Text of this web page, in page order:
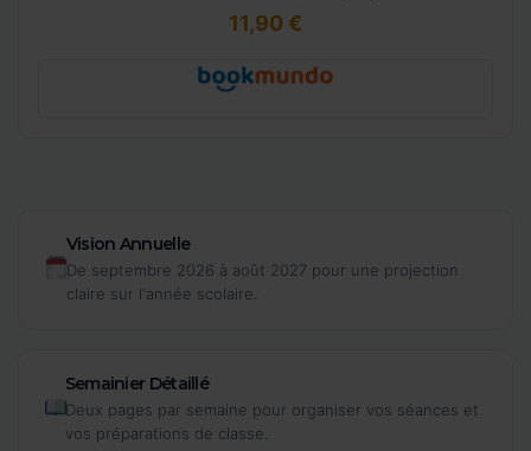
11,90 €
Vision Annuelle
De septembre 2026 à août 2027 pour une projection
claire sur l'année scolaire.
Semainier Détaillé
Deux pages par semaine pour organiser vos séances et
vos préparations de classe.